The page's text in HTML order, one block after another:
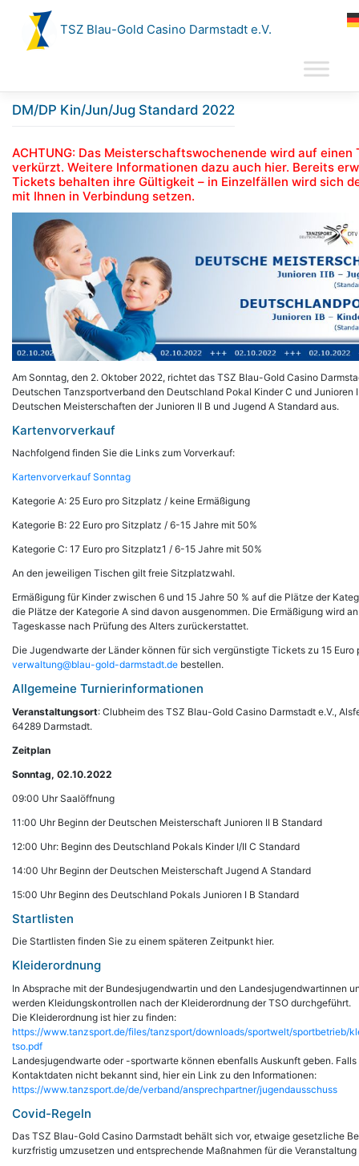
springen
TSZ Blau-Gold Casino Darmstadt e.V.
DM/DP Kin/Jun/Jug Standard 2022
ACHTUNG: Das Meisterschaftswochenende wird auf einen
verkürzt. Weitere Informationen dazu auch hier. Bereits
Tickets behalten ihre Gültigkeit – in Einzelfällen wird sich
mit Ihnen in Verbindung setzen.
Am Sonntag, den 2. Oktober 2022, richtet das TSZ Blau-Gold Casino
Deutschen Tanzsportverband den Deutschland Pokal Kinder C und Junioren
Deutschen Meisterschaften der Junioren II B und Jugend A Standard aus.
Kartenvorverkauf
Nachfolgend finden Sie die Links zum Vorverkauf:
Kartenvorverkauf Sonntag
Kategorie A: 25 Euro pro Sitzplatz / keine Ermäßigung
Kategorie B: 22 Euro pro Sitzplatz / 6-15 Jahre mit 50%
Kategorie C: 17 Euro pro Sitzplatz1 / 6-15 Jahre mit 50%
An den jeweiligen Tischen gilt freie Sitzplatzwahl.
Ermäßigung für Kinder zwischen 6 und 15 Jahre 50 % auf die Plätze der
die Plätze der Kategorie A sind davon ausgenommen. Die Ermäßigung wird
Tageskasse nach Prüfung des Alters zurückerstattet.
Die Jugendwarte der Länder können für sich vergünstigte Tickets zu 15 Euro
verwaltung@blau-gold-darmstadt.de bestellen.
Allgemeine Turnierinformationen
Veranstaltungsort: Clubheim des TSZ Blau-Gold Casino Darmstadt e.V.,
64289 Darmstadt.
Zeitplan
Sonntag, 02.10.2022
09:00 Uhr Saalöffnung
11:00 Uhr Beginn der Deutschen Meisterschaft Junioren II B Standard
12:00 Uhr: Beginn des Deutschland Pokals Kinder I/II C Standard
14:00 Uhr Beginn der Deutschen Meisterschaft Jugend A Standard
15:00 Uhr Beginn des Deutschland Pokals Junioren I B Standard
Startlisten
Die Startlisten finden Sie zu einem späteren Zeitpunkt hier.
Kleiderordnung
In Absprache mit der Bundesjugendwartin und den Landesjugendwartinnen
werden Kleidungskontrollen nach der Kleiderordnung der TSO durchgeführt.
Die Kleiderordnung ist hier zu finden:
https://www.tanzsport.de/files/tanzsport/downloads/sportwelt/sportbetrieb/
tso.pdf
Landesjugendwarte oder -sportwarte können ebenfalls Auskunft geben. Falls
Kontaktdaten nicht bekannt sind, hier ein Link zu den Informationen:
https://www.tanzsport.de/de/verband/ansprechpartner/jugendausschuss
Covid-Regeln
Das TSZ Blau-Gold Casino Darmstadt behält sich vor, etwaige gesetzliche
kurzfristig umzusetzen und entsprechende Maßnahmen für die